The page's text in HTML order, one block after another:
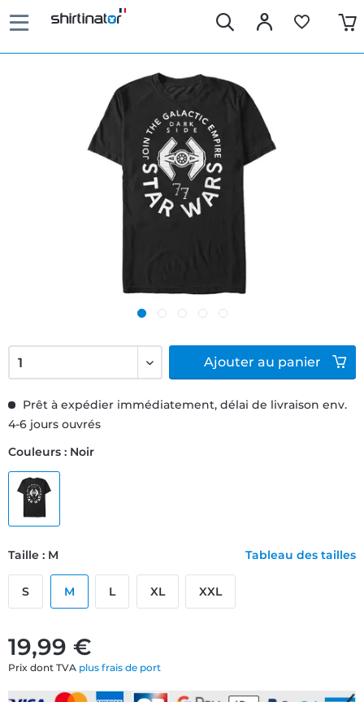
19,99 €
Prix dont TVA plus frais de port
Prêt à expédier immédiatement, délai de livraison env.
4-6 jours ouvrés
Couleurs : Noir
Taille : M Tableau des tailles
S M L XL XXL
Ajouter au panier